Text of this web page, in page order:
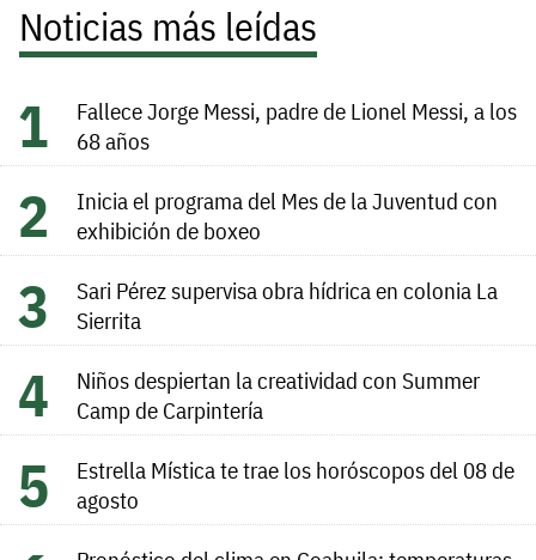
Noticias más leídas
Fallece Jorge Messi, padre de Lionel Messi, a los
68 años
Inicia el programa del Mes de la Juventud con
exhibición de boxeo
Sari Pérez supervisa obra hídrica en colonia La
Sierrita
Niños despiertan la creatividad con Summer
Camp de Carpintería
Estrella Mística te trae los horóscopos del 08 de
agosto